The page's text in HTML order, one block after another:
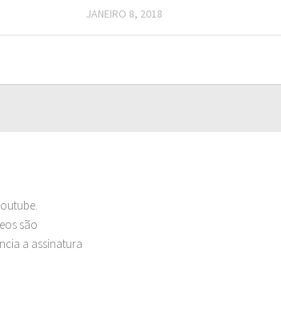
JANEIRO 8, 2018
são
a assinatura